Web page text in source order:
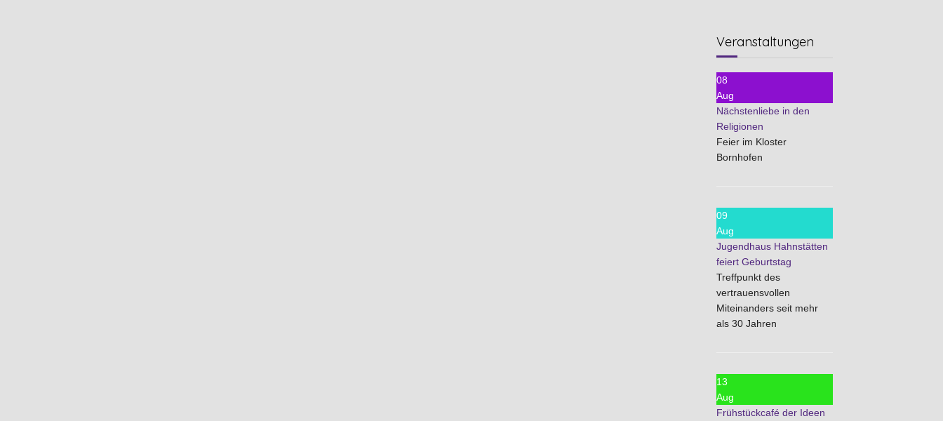
Veranstaltungen
08
Aug
Nächstenliebe in den
Religionen
Feier im Kloster
Bornhofen
09
Aug
Jugendhaus Hahnstätten
feiert Geburtstag
Treffpunkt des
vertrauensvollen
Miteinanders seit mehr
als 30 Jahren
13
Aug
Frühstückcafé der Ideen